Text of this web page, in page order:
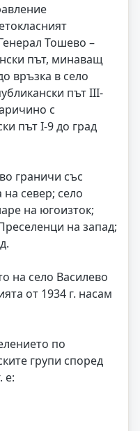
Тошево –
път, минаващ
връзка в село
път III-
с
път I-9 до град
граничи със
север; село
на югоизток;
на запад;
на село Василево
от 1934 г. насам
по
групи според
е: